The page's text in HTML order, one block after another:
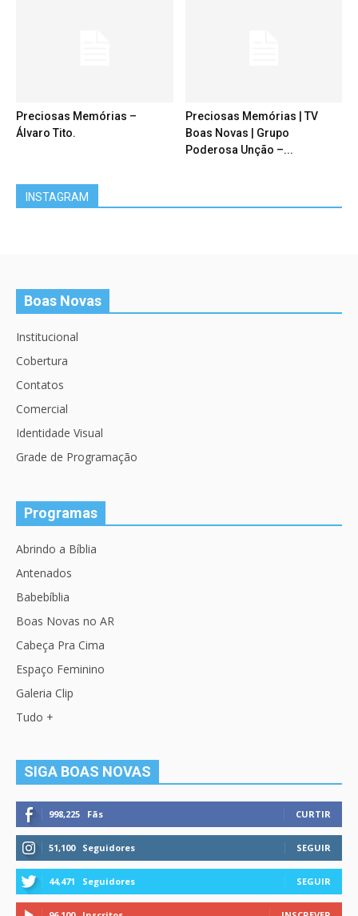
Preciosas Memórias –
Álvaro Tito.
Preciosas Memórias | TV
Boas Novas | Grupo
Poderosa Unção –...
INSTAGRAM
Boas Novas
Institucional
Cobertura
Contatos
Comercial
Identidade Visual
Grade de Programação
Programas
Abrindo a Bíblia
Antenados
Babebíblia
Boas Novas no AR
Cabeça Pra Cima
Espaço Feminino
Galeria Clip
Tudo +
SIGA BOAS NOVAS
998,225 Fãs CURTIR
51,100 Seguidores SEGUIR
44,471 Seguidores SEGUIR